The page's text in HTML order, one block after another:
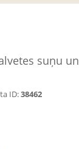
suņu
ID:38462